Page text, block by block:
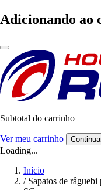
Adicionando ao
Subtotal do carrinho
Ver meu carrinho
Loading...
Início
/ Sapatos de